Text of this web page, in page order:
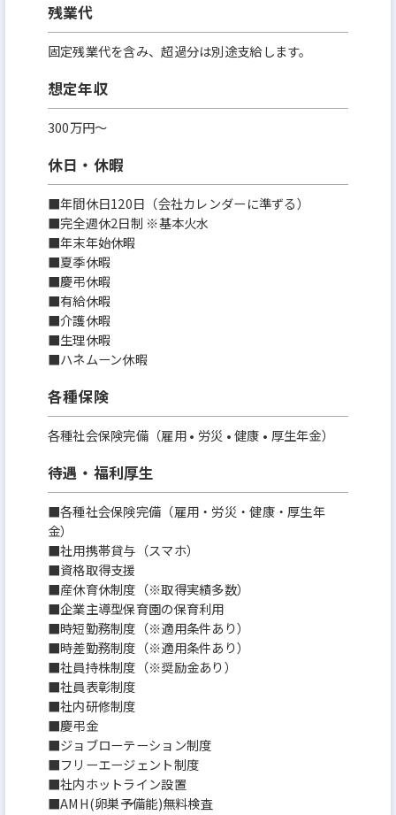
残業代
固定残業代を含み、超過分は別途支給します。
想定年収
300万円〜
休日・休暇
■年間休日120日（会社カレンダーに準ずる）
■完全週休2日制 ※基本火水
■年末年始休暇
■夏季休暇
■慶弔休暇
■有給休暇
■介護休暇
■生理休暇
■ハネムーン休暇
各種保険
各種社会保険完備（雇用 • 労災 • 健康 • 厚生年金）
待遇・福利厚生
■各種社会保険完備（雇用・労災・健康・厚生年
金）
■社用携帯貸与（スマホ）
■資格取得支援
■産休育休制度（※取得実績多数）
■企業主導型保育園の保育利用
■時短勤務制度（※適用条件あり）
■時差勤務制度（※適用条件あり）
■社員持株制度（※奨励金あり）
■社員表彰制度
■社内研修制度
■慶弔金
■ジョブローテーション制度
■フリーエージェント制度
■社内ホットライン設置
■AMH(卵巣予備能)無料検査